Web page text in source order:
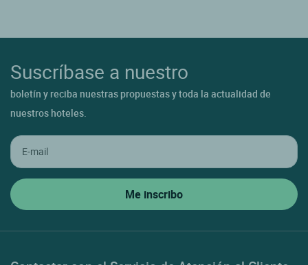
Suscríbase a nuestro
boletín y reciba nuestras propuestas y toda la actualidad de
nuestros hoteles.